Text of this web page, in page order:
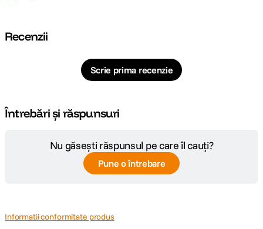
Recenzii
Scrie prima recenzie
Întrebări și răspunsuri
Nu găsești răspunsul pe care îl cauți?
Pune o întrebare
Informatii conformitate produs